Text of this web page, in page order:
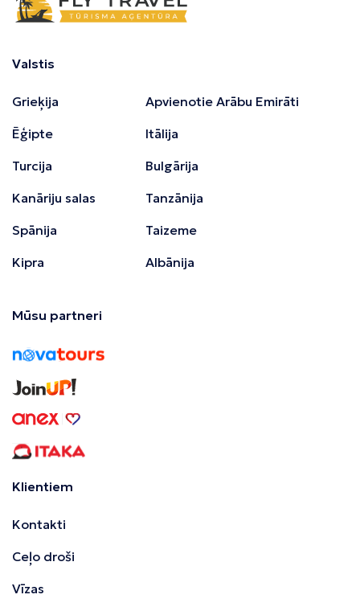
Valstis
Grieķija
Ēģipte
Turcija
Kanāriju salas
Spānija
Kipra
Apvienotie Arābu Emirāti
Itālija
Bulgārija
Tanzānija
Taizeme
Albānija
Mūsu partneri
Klientiem
Kontakti
Ceļo droši
Vīzas